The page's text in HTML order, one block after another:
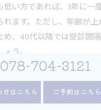
低い方であれば、3年に一
れます。ただし、年齢が
、40代以降では受診間隔
う。
を受けた方からは「自分で
つかり、早期治療につなが
ったが、定期的な検査で安
078-704-3121
せはこちら ご予約はこちら